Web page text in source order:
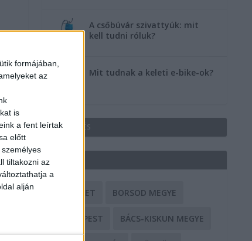
formájában,
az
is
a fent leírtak
előtt
tiltakozni az
a
alján
A csőbúvár szivattyúk: mit
kell tudni róluk?
Mit tudnak a keleti e-bike-ok?
HIRDETÉS
BALESET BORSOD MEGYE
BUDAPEST BÁCS-KISKUN MEGYE